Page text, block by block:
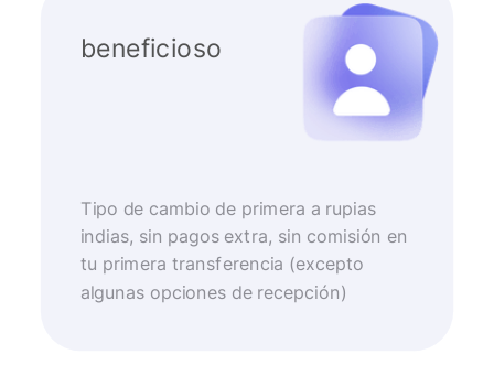
beneficioso
Tipo de cambio de primera a rupias
indias, sin pagos extra, sin comisión en
tu primera transferencia (excepto
algunas opciones de recepción)